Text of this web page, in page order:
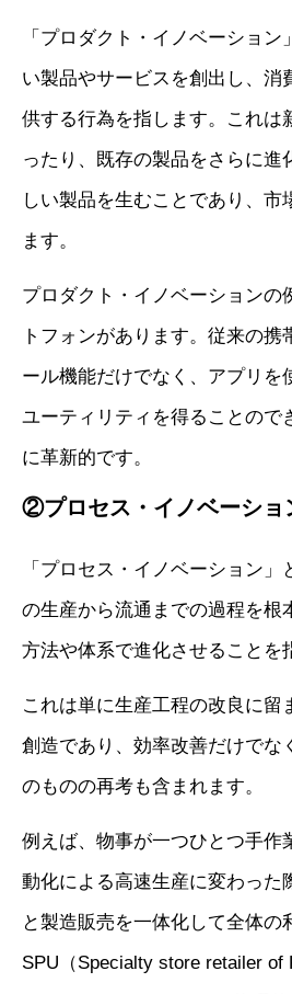
「プロダクト・イノベーショ
い製品やサービスを創出し、消
供する行為を指します。これは
ったり、既存の製品をさらに進
しい製品を生むことであり、市
ます。
プロダクト・イノベーションの
トフォンがあります。従来の携
ール機能だけでなく、アプリを
ユーティリティを得ることので
に革新的です。
②プロセス・イノベーショ
「プロセス・イノベーション
の生産から流通までの過程を根
方法や体系で進化させることを
これは単に生産工程の改良に留
創造であり、効率改善だけでな
のものの再考も含まれます。
例えば、物事が一つひとつ手作
動化による高速生産に変わった
と製造販売を一体化して全体の
SPU（Specialty store retailer of